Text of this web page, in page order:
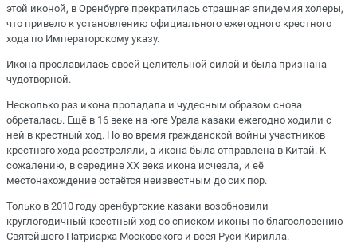
этой иконой, в Оренбурге прекратилась страшная эпидемия холеры,
что привело к установлению официального ежегодного крестного
хода по Императорскому указу.
Икона прославилась своей целительной силой и была признана
чудотворной.
Несколько раз икона пропадала и чудесным образом снова
обреталась. Ещё в 16 веке на юге Урала казаки ежегодно ходили с
ней в крестный ход. Но во время гражданской войны участников
крестного хода расстреляли, а икона была отправлена в Китай. К
сожалению, в середине XX века икона исчезла, и её
местонахождение остаётся неизвестным до сих пор.
Только в 2010 году оренбургские казаки возобновили
круглогодичный крестный ход со списком иконы по благословению
Святейшего Патриарха Московского и всея Руси Кирилла.